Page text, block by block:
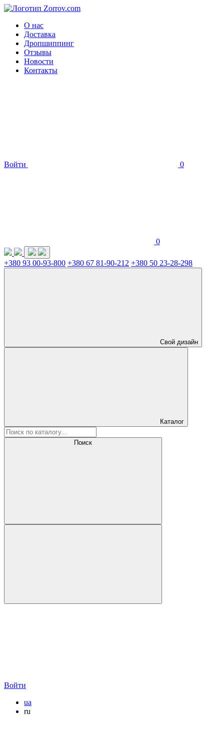
О нас
Доставка
Дропшиппинг
Отзывы
Новости
Контакты
Войти 0
0
+380 93 00-93-800 +380 67 81-90-212 +380 50 23-28-298
Свой дизайн
Каталог
Поиск
Войти
ua
ru